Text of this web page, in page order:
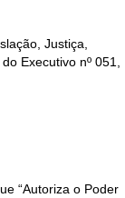
Justiça,
Executivo nº 051,
“Autoriza o Poder